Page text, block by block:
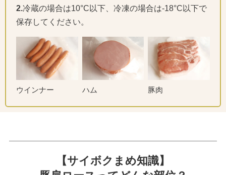
2.冷蔵の場合は10°C以下、冷凍の場合は-18°C以下で
保存してください。
ウインナー ハム 豚肉
【サイボクまめ知識】